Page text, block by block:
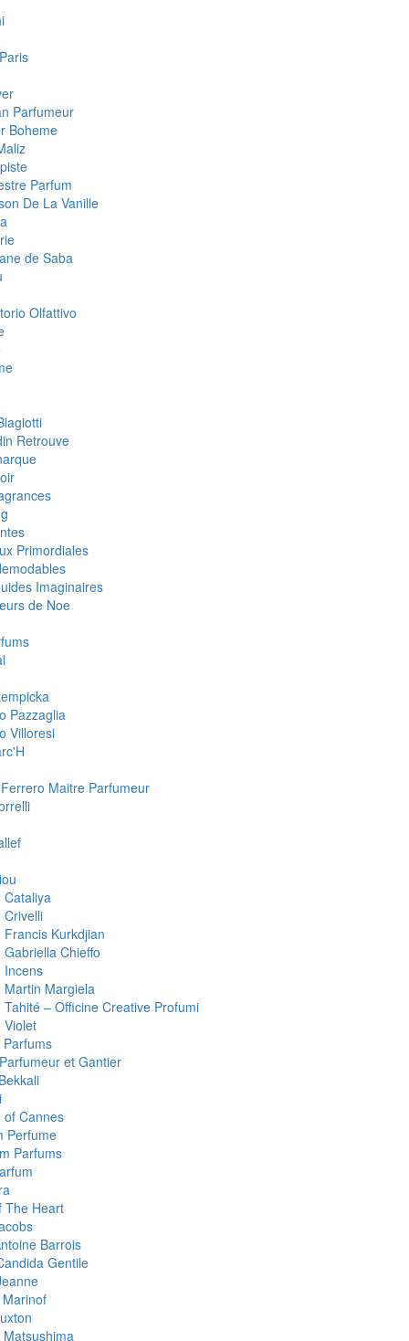
Parfumeur
Boheme
Parfum
De La Vanille
de Saba
Olfattivo
Retrouve
Primordiales
Imaginaires
de Noe
Pazzaglia
Villoresi
Maitre Parfumeur
Crivelli
Francis Kurkdjian
Gabriella Chieffo
Incens
Martin Margiela
Tahité – Officine Creative Profumi
Violet
et Gantier
of Cannes
Perfume
Parfums
The Heart
Barrois
Gentile